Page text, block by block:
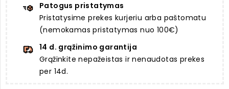
Patogus pristatymas
Pristatysime prekes kurjeriu arba paštomatu
(nemokamas pristatymas nuo 100€)
14 d. grąžinimo garantija
Grąžinkite nepažeistas ir nenaudotas prekes
per 14d.